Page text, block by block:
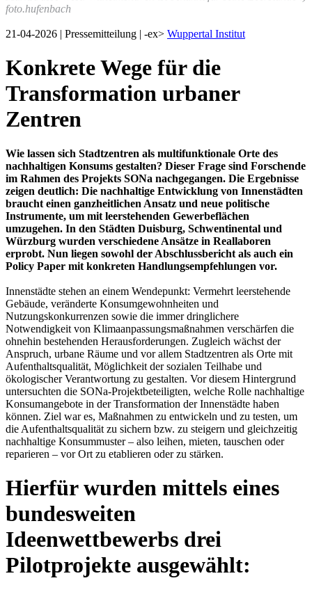
foto.hufenbach
21-04-2026 | Pressemitteilung | -ex> Wuppertal Institut
Konkrete Wege für die
Transformation urbaner
Zentren
Wie lassen sich Stadtzentren als multifunktionale Orte des
nachhaltigen Konsums gestalten? Dieser Frage sind Forschende
im Rahmen des Projekts SONa nachgegangen. Die Ergebnisse
zeigen deutlich: Die nachhaltige Entwicklung von Innenstädten
braucht einen ganzheitlichen Ansatz und neue politische
Instrumente, um mit leerstehenden Gewerbeflächen
umzugehen. In den Städten Duisburg, Schwentinental und
Würzburg wurden verschiedene Ansätze in Reallaboren
erprobt. Nun liegen sowohl der Abschlussbericht als auch ein
Policy Paper mit konkreten Handlungsempfehlungen vor.
Innenstädte stehen an einem Wendepunkt: Vermehrt leerstehende
Gebäude, veränderte Konsumgewohnheiten und
Nutzungskonkurrenzen sowie die immer dringlichere
Notwendigkeit von Klimaanpassungsmaßnahmen verschärfen die
ohnehin bestehenden Herausforderungen. Zugleich wächst der
Anspruch, urbane Räume und vor allem Stadtzentren als Orte mit
Aufenthaltsqualität, Möglichkeit der sozialen Teilhabe und
ökologischer Verantwortung zu gestalten. Vor diesem Hintergrund
untersuchten die SONa-Projektbeteiligten, welche Rolle nachhaltige
Konsumangebote in der Transformation der Innenstädte haben
können. Ziel war es, Maßnahmen zu entwickeln und zu testen, um
die Aufenthaltsqualität zu sichern bzw. zu steigern und gleichzeitig
nachhaltige Konsummuster – also leihen, mieten, tauschen oder
reparieren – vor Ort zu etablieren oder zu stärken.
Hierfür wurden mittels eines
bundesweiten
Ideenwettbewerbs drei
Pilotprojekte ausgewählt: